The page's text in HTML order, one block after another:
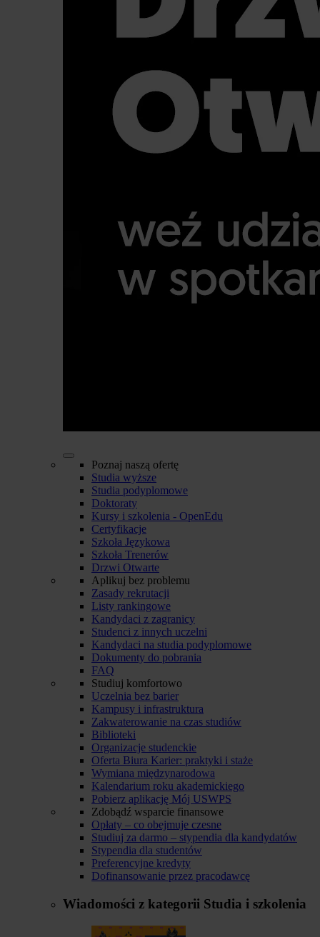
Poznaj naszą ofertę
Studia wyższe
Studia podyplomowe
Doktoraty
Kursy i szkolenia - OpenEdu
Certyfikacje
Szkoła Językowa
Szkoła Trenerów
Drzwi Otwarte
Aplikuj bez problemu
Zasady rekrutacji
Listy rankingowe
Kandydaci z zagranicy
Studenci z innych uczelni
Kandydaci na studia podyplomowe
Dokumenty do pobrania
FAQ
Studiuj komfortowo
Uczelnia bez barier
Kampusy i infrastruktura
Zakwaterowanie na czas studiów
Biblioteki
Organizacje studenckie
Oferta Biura Karier: praktyki i staże
Wymiana międzynarodowa
Kalendarium roku akademickiego
Pobierz aplikację Mój USWPS
Zdobądź wsparcie finansowe
Opłaty – co obejmuje czesne
Studiuj za darmo – stypendia dla kandydatów
Stypendia dla studentów
Preferencyjne kredyty
Dofinansowanie przez pracodawcę
Wiadomości z kategorii Studia i szkolenia